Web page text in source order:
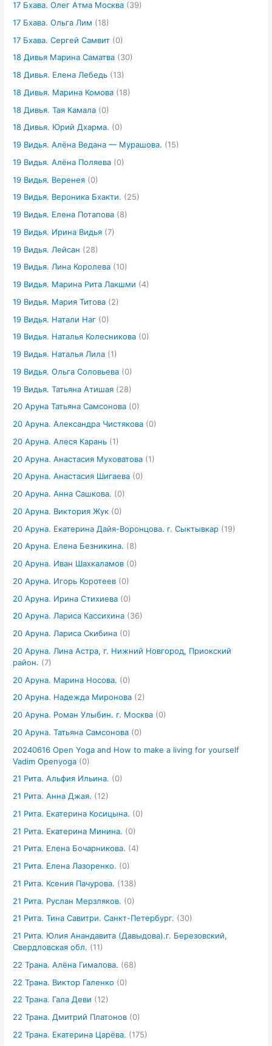
17 Бхава. Олег Атма Москва (39)
17 Бхава. Ольга Лим (18)
17 Бхава. Сергей Самвит (0)
18 Дивья Марина Саматва (30)
18 Дивья. Елена Лебедь (13)
18 Дивья. Марина Комова (18)
18 Дивья. Тая Камала (0)
18 Дивья. Юрий Дхарма. (0)
19 Видья. Алёна Ведана — Мурашова. (15)
19 Видья. Алёна Поляева (0)
19 Видья. Веренея (0)
19 Видья. Вероника Бхакти. (25)
19 Видья. Елена Потапова (8)
19 Видья. Ирина Видья (7)
19 Видья. Лейсан (28)
19 Видья. Лина Королева (10)
19 Видья. Марина Рита Лакшми (4)
19 Видья. Мария Титова (2)
19 Видья. Натали Наг (0)
19 Видья. Наталья Колесникова (0)
19 Видья. Наталья Лила (1)
19 Видья. Ольга Соловьева (0)
19 Видья. Татьяна Атишая (28)
20 Аруна Татьяна Самсонова (0)
20 Аруна. Александра Чистякова (0)
20 Аруна. Алеся Карань (1)
20 Аруна. Анастасия Муховатова (1)
20 Аруна. Анастасия Шигаева (0)
20 Аруна. Анна Сашкова. (0)
20 Аруна. Виктория Жук (0)
20 Аруна. Екатерина Дайя-Воронцова. г. Сыктывкар (19)
20 Аруна. Елена Безникина. (8)
20 Аруна. Иван Шахкаламов (0)
20 Аруна. Игорь Коротеев (0)
20 Аруна. Ирина Стихиева (0)
20 Аруна. Лариса Кассихина (36)
20 Аруна. Лариса Скибина (0)
20 Аруна. Лина Астра, г. Нижний Новгород, Приокский
район. (7)
20 Аруна. Марина Носова. (0)
20 Аруна. Надежда Миронова (2)
20 Аруна. Роман Улыбин. г. Москва (0)
20 Аруна. Татьяна Самсонова (0)
20240616 Open Yoga and How to make a living for yourself
Vadim Openyoga (0)
21 Рита. Альфия Ильина. (0)
21 Рита. Анна Джая. (12)
21 Рита. Екатерина Косицына. (0)
21 Рита. Екатерина Минина. (0)
21 Рита. Елена Бочарникова. (4)
21 Рита. Елена Лазоренко. (0)
21 Рита. Ксения Пачурова. (138)
21 Рита. Руслан Мерзляков. (0)
21 Рита. Тина Савитри. Санкт-Петербург. (30)
21 Рита. Юлия Анандавита (Давыдова).г. Березовский,
Свердловская обл. (11)
22 Трана. Алёна Гималова. (68)
22 Трана. Виктор Галенко (0)
22 Трана. Гала Деви (12)
22 Трана. Дмитрий Платонов (0)
22 Трана. Екатерина Царёва. (175)